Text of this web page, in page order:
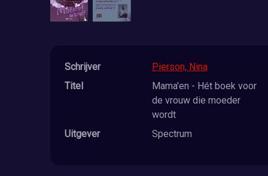
Schrijver
Pierson, Nina
Titel
Mama'en - Hét boek voor
de vrouw die moeder
wordt
Uitgever
Spectrum